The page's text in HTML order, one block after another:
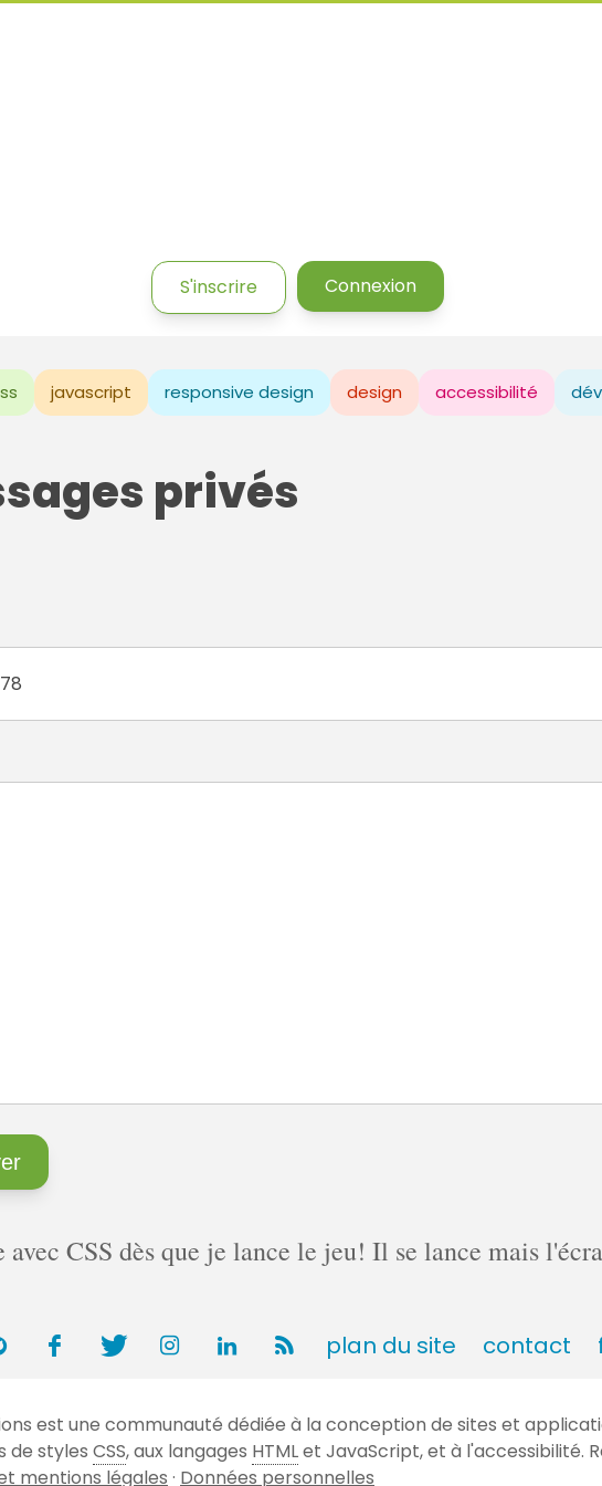
S'inscrire Connexion
javascript responsive design design accessibilité
privés
avec CSS dès que je lance le jeu! Il se lance mais
plan du site contact
est une communauté dédiée à la conception de sites et
de styles CSS, aux langages HTMLet JavaScript, et à l'accessibilité.
mentions légales · Données personnelles